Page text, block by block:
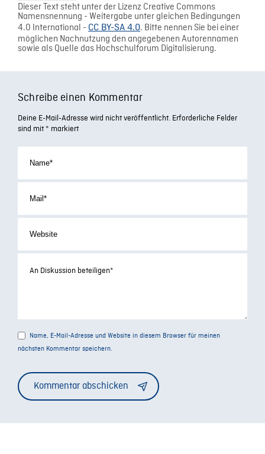
Dieser Text steht unter der Lizenz Creative Commons
Namensnennung - Weitergabe unter gleichen Bedingungen
4.0 International - CC BY-SA 4.0. Bitte nennen Sie bei einer
möglichen Nachnutzung den angegebenen Autorennamen
sowie als Quelle das Hochschulforum Digitalisierung.
Schreibe einen Kommentar
Deine E-Mail-Adresse wird nicht veröffentlicht. Erforderliche Felder
sind mit * markiert
Name, E-Mail-Adresse und Website in diesem Browser für meinen
nächsten Kommentar speichern.